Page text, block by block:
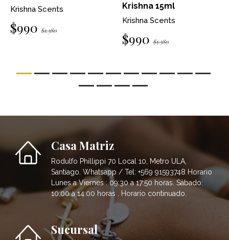
Krishna Scents
$990 $1.380
Krishna 15ml
Krishna Scents
$990 $1.380
Casa Matriz
Rodulfo Phillippi 70 Local 10, Metro ULA,
Santiago. Whatsapp / Tel: +569 91593748 Horario
Lunes a Viernes : 09:30 a 17:50 horas. Sábado:
10:00 a 14:00 horas . Horario continuado.
Sucursal